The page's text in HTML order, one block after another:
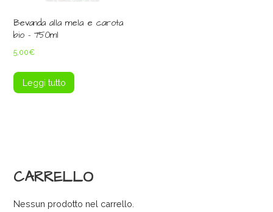
Bevanda alla mela e carota
bio – 750ml
5,00€
Leggi tutto
CARRELLO
Nessun prodotto nel carrello.